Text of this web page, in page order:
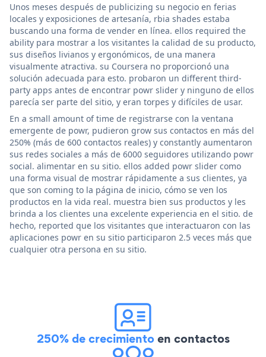
Unos meses después de publicizing su negocio en ferias
locales y exposiciones de artesanía, rbia shades estaba
buscando una forma de vender en línea. ellos required the
ability para mostrar a los visitantes la calidad de su producto,
sus diseños livianos y ergonómicos, de una manera
visualmente atractiva. su Coursera no proporcionó una
solución adecuada para esto. probaron un different third-
party apps antes de encontrar powr slider y ninguno de ellos
parecía ser parte del sitio, y eran torpes y difíciles de usar.
En a small amount of time de registrarse con la ventana
emergente de powr, pudieron grow sus contactos en más del
250% (más de 600 contactos reales) y constantly aumentaron
sus redes sociales a más de 6000 seguidores utilizando powr
social. alimentar en su sitio. ellos added powr slider como
una forma visual de mostrar rápidamente a sus clientes, ya
que son coming to la página de inicio, cómo se ven los
productos en la vida real. muestra bien sus productos y les
brinda a los clientes una excelente experiencia en el sitio. de
hecho, reported que los visitantes que interactuaron con las
aplicaciones powr en su sitio participaron 2.5 veces más que
cualquier otra persona en su sitio.
250% de crecimientoen contactos